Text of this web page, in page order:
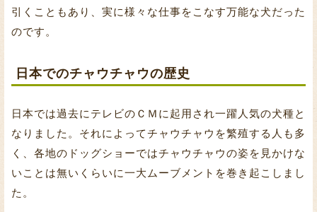
引くこともあり、実に様々な仕事をこなす万能な犬だった
のです。
日本でのチャウチャウの歴史
日本では過去にテレビのＣＭに起用され一躍人気の犬種と
なりました。それによってチャウチャウを繁殖する人も多
く、各地のドッグショーではチャウチャウの姿を見かけな
いことは無いくらいに一大ムーブメントを巻き起こしまし
た。